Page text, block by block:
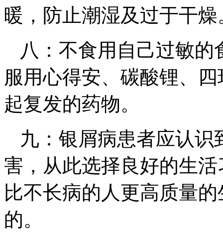
暖，防止潮湿及过于干燥
八：不食用自己过敏
服用心得安、碳酸锂、
起复发的药物。
九：银屑病患者应认
害，从此选择良好的生
比不长病的人更高质量
的。